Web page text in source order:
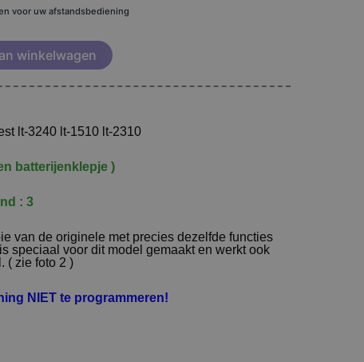
voor uw afstandsbediening
winkelwagen
lt-3240 lt-1510 lt-2310
batterijenklepje )
: 3
van de originele met precies dezelfde functies
speciaal voor dit model gemaakt en werkt ook
( zie foto 2 )
NIET te programmeren!